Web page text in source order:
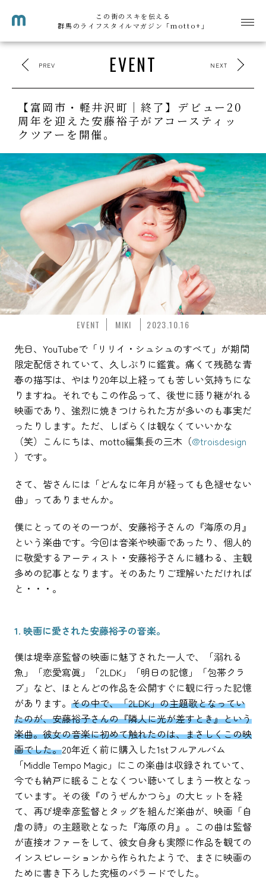
この街のスキを伝える
群馬のライフスタイルマガジン「motto+」
EVENT
PREV NEXT
【富岡市・軽井沢町｜終了】デビュー20
周年を迎えた安藤裕子がアコースティッ
クツアーを開催。
EVENT MIKI 2023.10.16
先日、YouTubeで「リリイ・シュシュのすべて」が期間
限定配信されていて、久しぶりに鑑賞。痛くて残酷な青
春の描写は、やはり20年以上経っても苦しい気持ちにな
りますね。それでもこの作品って、後世に語り継がれる
映画であり、強烈に焼きつけられた方が多いのも事実だ
ったりします。ただ、しばらくは観なくていいかな
（笑）こんにちは、motto編集長の三木（@troisdesign
）です。
さて、皆さんには「どんなに年月が経っても色褪せない
曲」ってありませんか。
僕にとってのその一つが、安藤裕子さんの『海原の月』
という楽曲です。今回は音楽や映画であったり、個人的
に敬愛するアーティスト・安藤裕子さんに纏わる、主観
多めの記事となります。そのあたりご理解いただければ
と・・・。
1. 映画に愛された安藤裕子の音楽。
僕は堤幸彦監督の映画に魅了された一人で、「溺れる
魚」「恋愛寫眞」「2LDK」「明日の記憶」「包帯クラ
ブ」など、ほとんどの作品を公開すぐに観に行った記憶
があります。 その中で、「2LDK」の主題歌となってい
たのが、安藤裕子さんの『隣人に光が差すとき』という
楽曲。彼女の音楽に初めて触れたのは、まさしくこの映
画でした。20年近く前に購入した1stフルアルバム
「Middle Tempo Magic」にこの楽曲は収録されていて、
今でも納戸に眠ることなくつい聴いてしまう一枚となっ
ています。その後『のうぜんかつら』の大ヒットを経
て、再び堤幸彦監督とタッグを組んだ楽曲が、映画「自
虐の詩」の主題歌となった『海原の月』。この曲は監督
が直接オファーをして、彼女自身も実際に作品を観ての
インスピレーションから作られたようで、まさに映画の
ために書き下ろした究極のバラードでした。